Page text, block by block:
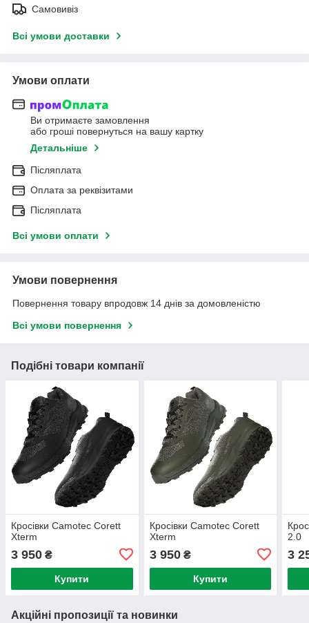
Самовивіз
Всі умови доставки
Умови оплати
Ви отримаєте замовлення
або гроші повернуться на вашу картку
Детальніше
Післяплата
Оплата за реквізитами
Післяплата
Всі умови оплати
Умови повернення
Повернення товару впродовж 14 днів за домовленістю
Всі умови повернення
Подібні товари компанії
Кросівки Camotec Corett
Xterm
3 950 ₴
Купити
Кросівки Camotec Corett
Xterm
3 950₴
Купити
2.0
3
Акційні пропозиції та новинки